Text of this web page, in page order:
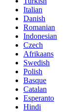
Italian
Danish
Romanian
Indonesian
Czech
Afrikaans
Swedish
Polish
Basque
Catalan
Esperanto
Hindi